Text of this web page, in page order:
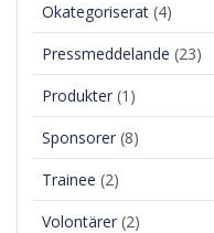
Okategoriserat (4)
Pressmeddelande (23)
Produkter (1)
Sponsorer (8)
Trainee (2)
Volontärer (2)